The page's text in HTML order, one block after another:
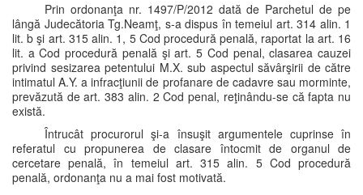
Prin ordonanţa nr. 1497/P/2012 dată de Parchetul de pe
lângă Judecătoria Tg.Neamţ, s-a dispus în temeiul art. 314 alin. 1
lit. b şi art. 315 alin. 1, 5 Cod procedură penală, raportat la art. 16
lit. a Cod procedură penală şi art. 5 Cod penal, clasarea cauzei
privind sesizarea petentului M.X. sub aspectul săvârşirii de către
intimatul A.Y. a infracţiunii de profanare de cadavre sau morminte,
prevăzută de art. 383 alin. 2 Cod penal, reţinându-se că fapta nu
există.
Întrucât procurorul şi-a însuşit argumentele cuprinse în
referatul cu propunerea de clasare întocmit de organul de
cercetare penală, în temeiul art. 315 alin. 5 Cod procedură
penală, ordonanţa nu a mai fost motivată.